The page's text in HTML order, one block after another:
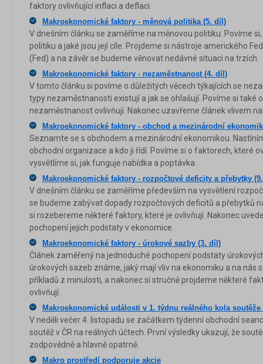
faktory ovlivňující inflaci a deflaci.
Makroekonomické faktory - měnová politika (5. díl)
V dnešním článku se zaměříme na měnovou politiku. Povíme
politiku a jaké jsou její cíle. Projdeme si nástroje amerického
(Fed) a na závěr se budeme věnovat nedávné situaci na trzích.
Makroekonomické faktory - nezaměstnanost (4. díl)
V tomto článku si povíme o důležitých věcech týkajících se
typy nezaměstnanosti existují a jak se ohlašují. Povíme si také
nezaměstnanost ovlivňují. Nakonec uzavřeme článek vlivem
Makroekonomické faktory - obchod a mezinárodní
Seznamte se s obchodem a mezinárodní ekonomikou.
obchodní organizace a kdo ji řídí. Povíme si o faktorech, které
vysvětlíme si, jak funguje nabídka a poptávka.
Makroekonomické faktory - rozpočtové deficity a přebytky
V dnešním článku se zaměříme především na vysvětlení
se budeme zabývat dopady rozpočtových deficitů a přebytků
si rozebereme některé faktory, které je ovlivňují. Nakonec
pochopení jejich podstaty v ekonomice.
Makroekonomické faktory - úrokové sazby (3. díl)
Článek zaměřený na jednoduché pochopení podstaty
úrokových sazeb známe, jaký mají vliv na ekonomiku a na nás
příkladů z minulosti, a nakonec si stručně projdeme některé
ovlivňují.
Makroekonomické události v 1. týdnu reálného kola soutěže
V neděli večer 4. listopadu se začátkem týdenní obchodní
soutěž v ČR na reálných účtech. První výsledky ukazují, že
zodpovědně a hlavně opatrně.
Makro prostředí podporuje akcie